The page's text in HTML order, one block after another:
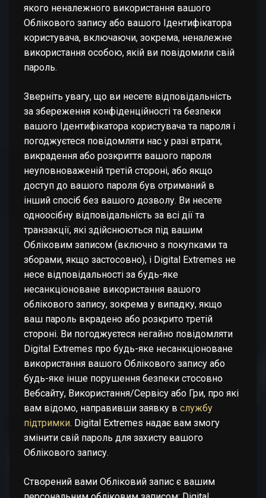
якого неналежного використання вашого
Облікового запису або вашого Ідентифікатора
користувача, включаючи, зокрема, неналежне
використання особою, якій ви повідомили свій
пароль.
Зверніть увагу, що ви несете відповідальність
за збереження конфіденційності та безпеки
вашого Ідентифікатора користувача та пароля і
погоджуєтеся повідомляти нас у разі втрати,
викрадення або розкриття вашого пароля
неуповноваженій третій стороні, або якщо
доступ до вашого пароля був отриманий в
інший спосіб без вашого дозволу. Ви несете
одноосібну відповідальність за всі дії та
транзакції, які здійснюються під вашим
Обліковим записом (включно з покупками та
зборами, якщо застосовно), і Digital Extremes не
несе відповідальності за будь-яке
несанкціоноване використання вашого
облікового запису, зокрема у випадку, якщо
ваш пароль вкрадено або розкрито третій
стороні. Ви погоджуєтеся негайно повідомляти
Digital Extremes про будь-яке несанкціоноване
використання вашого Облікового запису або
будь-яке інше порушення безпеки стосовно
Вебсайту, Використання/Сервісу або Гри, про які
вам відомо, направивши заявку в службу
підтримки. Digital Extremes надає вам змогу
змінити свій пароль для захисту вашого
Облікового запису.
Створений вами Обліковий запис є вашим